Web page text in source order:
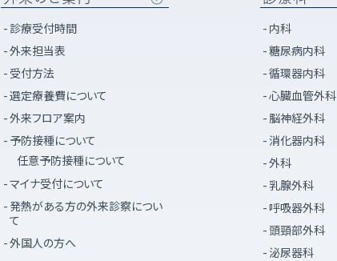
診療受付時間
外来担当表
受付方法
選定療養費について
外来フロア案内
予防接種について
任意予防接種について
マイナ受付について
発熱がある方の外来診察につい
て
外国人の方へ
内科
糖尿病内科
循環器内科
心臓血管外科
脳神経外科
消化器内科
外科
乳腺外科
呼吸器外科
頭頸部外科
泌尿器科